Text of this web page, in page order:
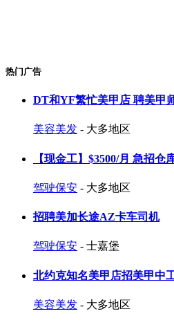
热门广告
DT和YF繁忙美甲店 聘美甲
美容美发 - 大多地区
【现金工】$3500/月 急招仓
驾驶保安 - 大多地区
招聘美加长途AZ卡车司机
驾驶保安 - 士嘉堡
北约克知名美甲店招美甲中
美容美发 - 大多地区